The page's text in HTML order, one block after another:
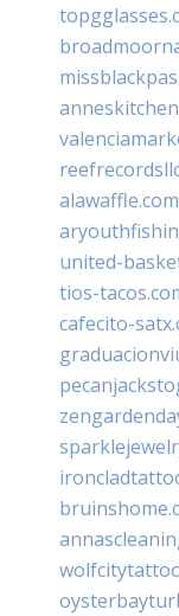
alawaffle.com
united-
tios-
cafecito-